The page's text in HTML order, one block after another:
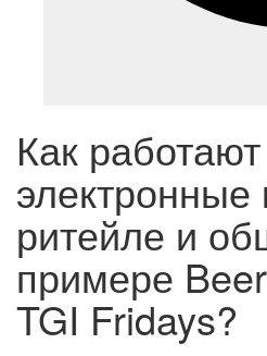
Как работают
электронные
ритейле и
примере
TGI Fridays?